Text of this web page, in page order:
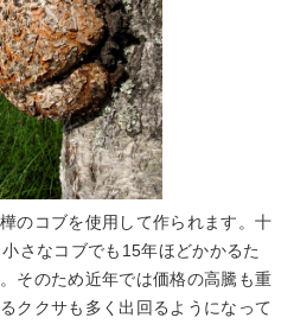
のコブを使用して作られます。十
さなコブでも15年ほどかかるた
そのため近年では価格の高騰も重
ククサも多く出回るようになって